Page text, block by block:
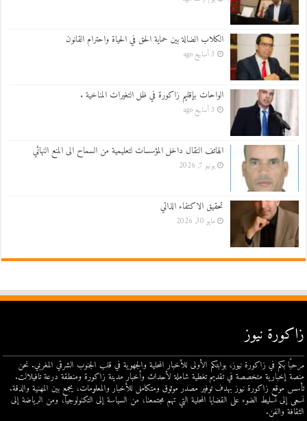
الكلاب الضالة بين حماية الحق في الحياة واحترام القانون
3 أسابيع ago
الواحات بإقليم زاكورة في ظل التغيرات المناخية .
3 أسابيع ago
الهاتف النقال داخل المؤسسات لتعليمية من السماح الى المنع النهائي
يونيو 7, 2026
تحقيق الاكتفاء الذاتي
مايو 30, 2026
زاكورة نيوز
مرحبًا بكم في زاكورة نيوز، بوابتكم الأولى للأخبار المحلية والجهوية في قلب الجنوب الشرقي المغربي. نحن
منصة إخبارية متخصصة في تقديم تغطية شاملة لأحداث وأخبار مدينة زاكورة ومنطقة درعة تافيلالت.
تأسس موقع زاكورة نيوز بهدف توفير مصدر موثوق ومتكامل للأخبار والمعلومات، يجمع بين المهنية والدقة.
نسعى إلى تسليط الضوء على القضايا المحلية التي تهم مجتمعنا، من السياسة إلى التكنولوجيا، ومن الرياضة إلى
الثقافة والفن.